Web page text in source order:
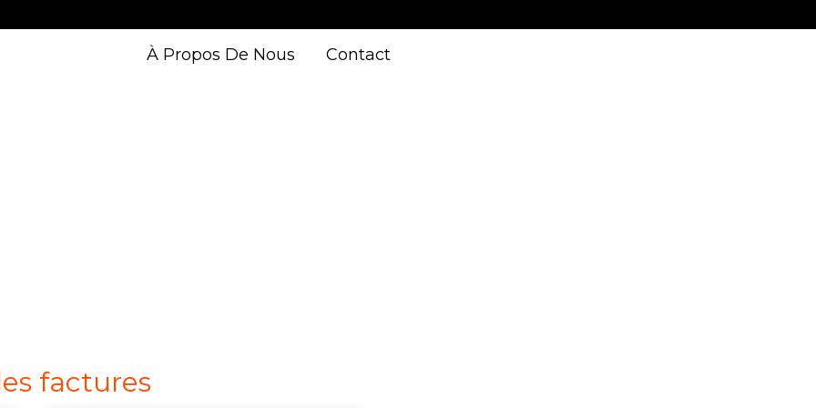
À Propos De Nous Contact
factures